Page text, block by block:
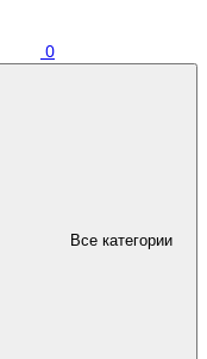
0
Все категории